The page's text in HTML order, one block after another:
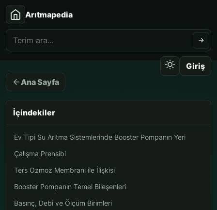
Arıtmapedia
Giriş
Ana Sayfa
İçindekiler
Ev Tipi Su Arıtma Sistemlerinde Booster Pompanın Yeri
Çalışma Prensibi
Ters Ozmoz Membranı ile İlişkisi
Booster Pompanın Temel Bileşenleri
Basınç, Debi ve Ölçüm Birimleri